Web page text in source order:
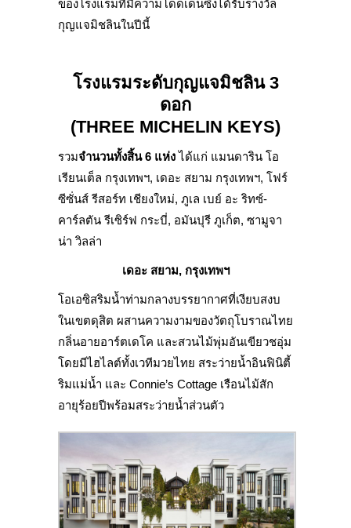
ของโรงแรมที่มีความโดดเด่นซึ่งได้รับรางวัล
กุญแจมิชลินในปีนี้
โรงแรมระดับกุญแจมิชลิน 3
ดอก
(THREE MICHELIN KEYS)
รวมจำนวนทั้งสิ้น 6 แห่งได้แก่ แมนดาริน โอ
เรียนเต็ล กรุงเทพฯ, เดอะ สยาม กรุงเทพฯ, โฟร์
ซีซั่นส์ รีสอร์ท เชียงใหม่, ภูเล เบย์ อะ ริทซ์-
คาร์ลตัน รีเซิร์ฟ กระบี่, อมันปุรี ภูเก็ต, ซามูจา
น่า วิลล่า
เดอะ สยาม, กรุงเทพฯ
โอเอซิสริมน้ำท่ามกลางบรรยากาศที่เงียบสงบ
ในเขตดุสิต ผสานความงามของวัตถุโบราณไทย
กลิ่นอายอาร์ตเดโค และสวนไม้พุ่มอันเขียวชอุ่ม
โดยมีไฮไลต์ทั้งเวทีมวยไทย สระว่ายน้ำอินฟินิตี้
ริมแม่น้ำ และ Connie’s Cottage เรือนไม้สัก
อายุร้อยปีพร้อมสระว่ายน้ำส่วนตัว